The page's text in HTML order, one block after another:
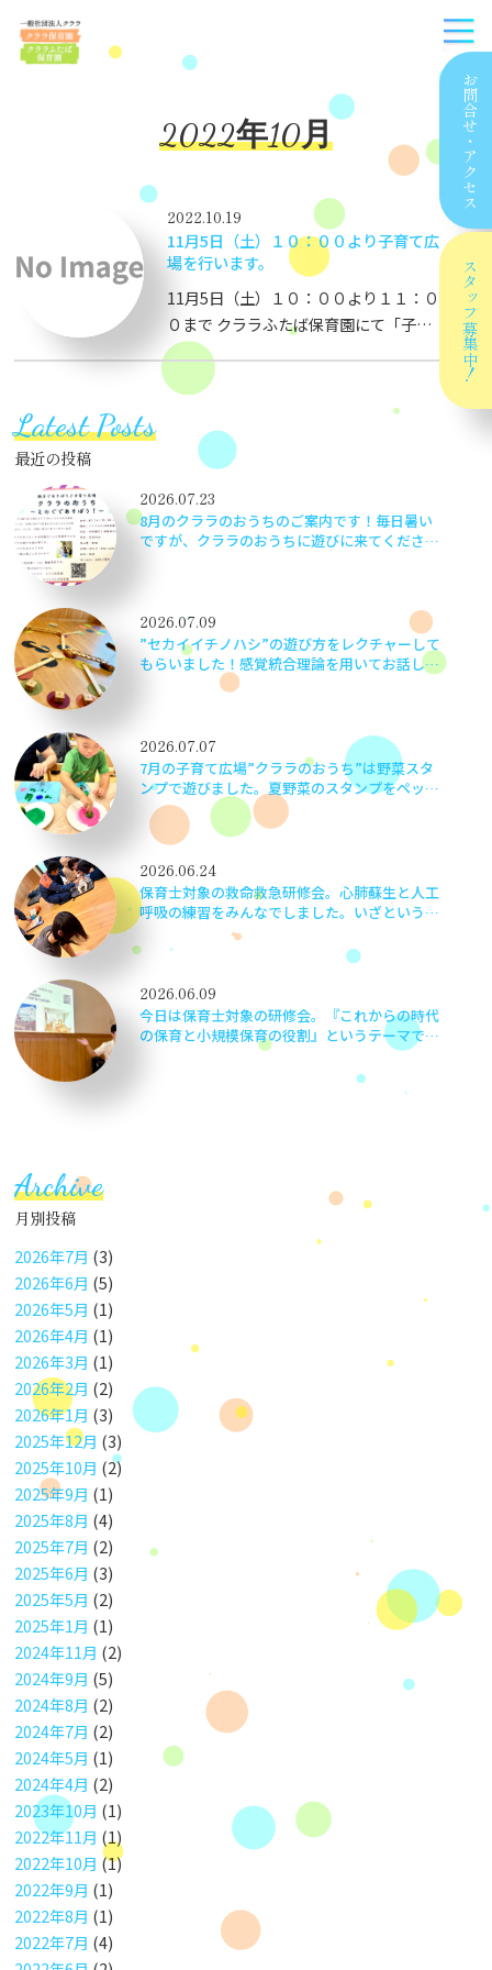
お問合せ
・
アクセス
スタッフ
募集中！
2022年10月
2022.10.19
11月5日（土）１０：００より子育て広
場を行います。
11月5日（土）１０：００より１１：０
０まで クララふたば保育園にて「子育
て広場」を行います。 ※自然物で遊ぼ
う ※楽育「ケンカ編」となります。 参
加ご希望の方はお電話にて０７７－５８
１－８７８７（平日７：００～１８：０
０までに）お申込みください。
Latest Posts
最近の投稿
2026.07.23
8月のクララのおうちのご案内です！毎日暑い
ですが、クララのおうちに遊びに来てください
2026.07.09
”セカイイチノハシ”の遊び方をレクチャーして
もらいました！感覚統合理論を用いてお話しし
てもらい、とても勉強になりました。楽しく学
2026.07.07
7月の子育て広場”クララのおうち”は野菜スタ
ンプで遊びました。夏野菜のスタンプをペッタ
ン！ペッタン！かわいい作品ができました♬
2026.06.24
保育士対象の救命救急研修会。心肺蘇生と人工
呼吸の練習をみんなでしました。いざというと
きに子どもたちの命を守るため、当事者意識を
もって実践さながらに頑張りました！
2026.06.09
今日は保育士対象の研修会。『これからの時代
の保育と小規模保育の役割』というテーマで京
都の小規模保育事業 伏見いろどり保育園 園
長安準佑先生をお招きしました。子どもの最善
の利益って何だろう？等…職員で考えながら楽
Archive
月別投稿
2026年7月 (3)
2026年6月 (5)
2026年5月 (1)
2026年4月 (1)
2026年3月 (1)
2026年2月 (2)
2026年1月 (3)
2025年12月 (3)
2025年10月 (2)
2025年9月 (1)
2025年8月 (4)
2025年7月 (2)
2025年6月 (3)
2025年5月 (2)
2025年1月 (1)
2024年11月 (2)
2024年9月 (5)
2024年8月 (2)
2024年7月 (2)
2024年5月 (1)
2024年4月 (2)
2023年10月 (1)
2022年11月 (1)
2022年10月 (1)
2022年9月 (1)
2022年8月 (1)
2022年7月 (4)